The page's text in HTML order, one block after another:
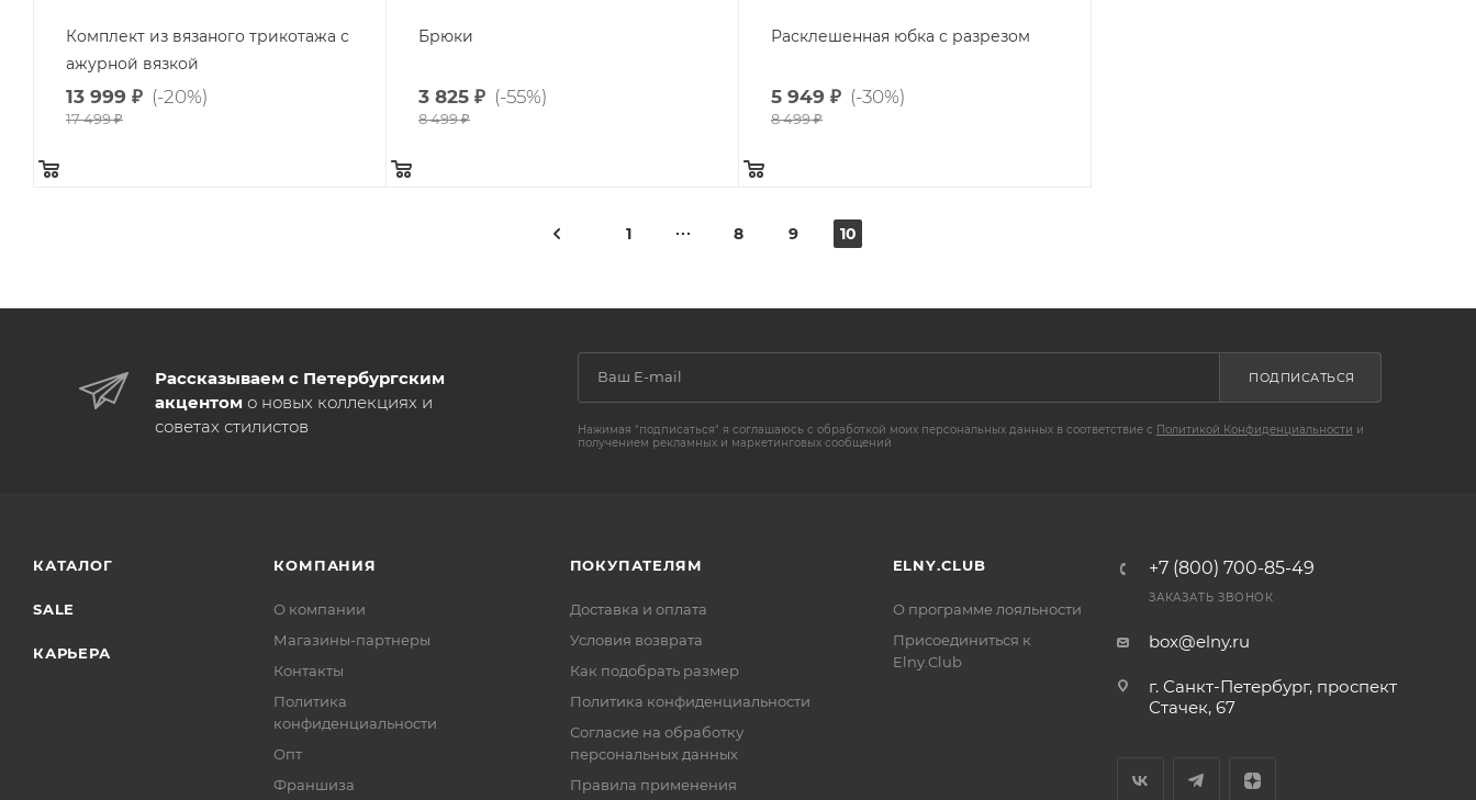
Комплект из вязаного трикотажа с
ажурной вязкой
13 999 ₽ (-20%)
17 499₽
Брюки
3 825 ₽ (-55%)
8 499₽
Расклешенная юбка с разрезом
5 949 ₽ (-30%)
8 499₽
1 8 9 10
Рассказываем с Петербургским
акцентом о новых коллекциях и
советах стилистов
ПОДПИСАТЬСЯ
Нажимая "подписаться" я соглашаюсь с обработкой моих персональных данных в соответствие с Политикой Конфиденциальности и
получением рекламных и маркетинговых сообщений
КАТАЛОГ
SALE
КАРЬЕРА
КОМПАНИЯ
О компании
Магазины-партнеры
Контакты
Политика
конфиденциальности
Опт
Франшиза
ПОКУПАТЕЛЯМ
Доставка и оплата
Условия возврата
Как подобрать размер
Политика конфиденциальности
Согласие на обработку
персональных данных
Правила применения
ELNY.CLUB
О программе лояльности
Присоединиться к
Elny.Club
+7 (800) 700-85-49
ЗАКАЗАТЬ ЗВОНОК
box@elny.ru
г. Санкт-Петербург, проспект
Стачек, 67